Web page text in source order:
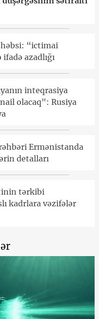
“ictimai
azadlığı
inteqrasiya
olacaq": Rusiya
Ermənistanda
detalları
tərkibi
kadrlara vəzifələr